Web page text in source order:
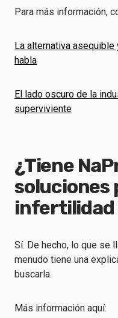
Para más información,
La alternativa
habla
El lado oscuro de la
superviviente
¿Tiene
soluciones
infertilidad
Sí. De hecho, lo que se
menudo tiene una
buscarla.
Más información aquí: